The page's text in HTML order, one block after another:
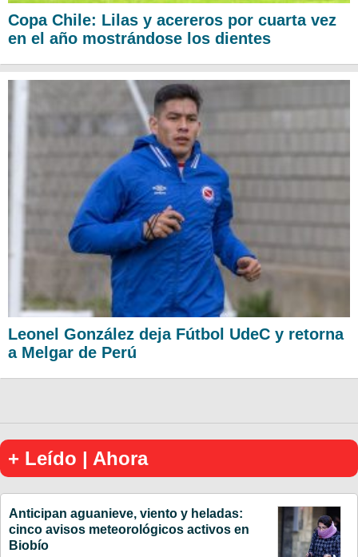
Copa Chile: Lilas y acereros por cuarta vez
en el año mostrándose los dientes
Leonel González deja Fútbol UdeC y retorna
a Melgar de Perú
+ Leído | Ahora
Anticipan aguanieve, viento y heladas:
cinco avisos meteorológicos activos en
Biobío